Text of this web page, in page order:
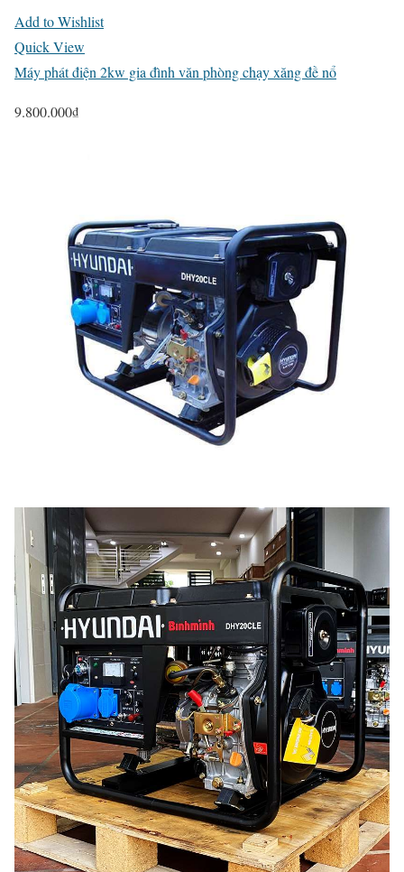
Add to Wishlist
Quick View
Máy phát điện 2kw gia đình văn phòng chạy xăng đề nổ
9.800.000₫